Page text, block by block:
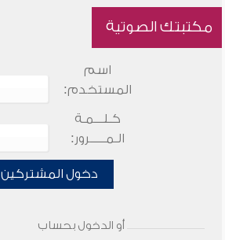
مكتبتك الصوتية
اسم
المستخدم:
كـلـــمـة
الـمـــــرور:
دخول المشتركين
أو الدخول بحساب